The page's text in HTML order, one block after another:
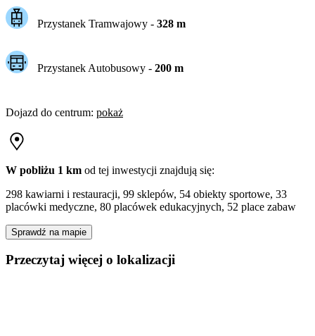
Przystanek Tramwajowy - 328m
Przystanek Autobusowy - 200m
Dojazd do centrum: pokaż
W pobliżu 1 km od tej inwestycji znajdują się:
298 kawiarni i restauracji, 99 sklepów, 54 obiekty sportowe, 33
placówki medyczne, 80 placówek edukacyjnych, 52 place zabaw
Sprawdź na mapie
Przeczytaj więcej o lokalizacji